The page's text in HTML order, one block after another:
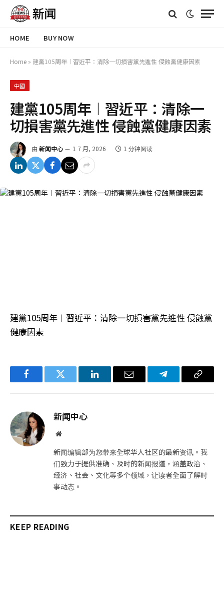
HOME BUY NOW
Home » 建黨105周年︱習近平：清除一切損害黨先進性 侵蝕黨健康因素
中國
建黨105周年︱習近平：清除一
切損害黨先進性 侵蝕黨健康因素
由 新闻中心 1 7 月, 2026 1 分钟阅读
建黨105周年︱習近平：清除一切損害黨先進性 侵蝕黨
健康因素
FacebookTwitter LinkedIn电
Telegram复
新闻中心
网
新闻编辑部为您带来全球华人社区的最新资讯。我
们致力于提供准确、及时的新闻报道，涵盖政治、
经济、社会、文化等多个领域，让读者全面了解时
事动态。
KEEP READING